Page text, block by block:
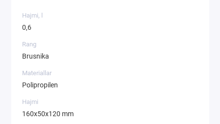
Hajmi, l
0,6
Rang
Brusnika
Materiallar
Polipropilen
Hajmi
160х50х120 mm